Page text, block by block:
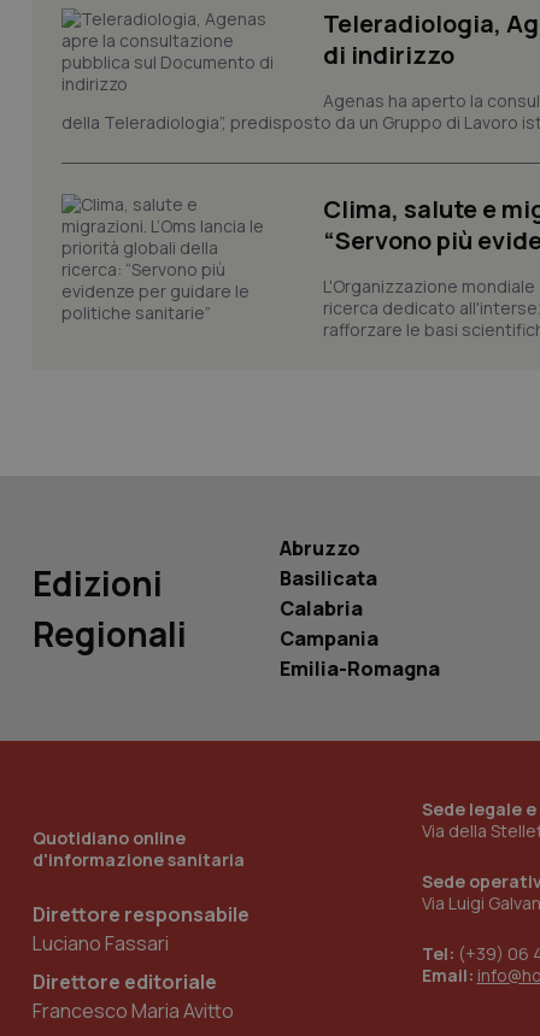
Teleradiologia,
di indirizzo
Agenas ha aperto la
della Teleradiologia”, predisposto da un Gruppo di Lavoro
Clima, salute e
“Servono più
L'Organizzazione
ricerca dedicato
rafforzare le basi
Edizioni
Regionali
Abruzzo
Basilicata
Calabria
Campania
Emilia-Romagna
Quotidiano online
d'informazione sanitaria
Direttore responsabile
Luciano Fassari
Direttore editoriale
Francesco Maria Avitto
Sede legale
Via della
Sede
Via Luigi
Tel: (+39) 06
Email:
PHPSESSID
tracking-sites-